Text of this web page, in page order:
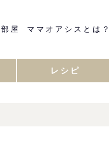
屋 ママオアシスとは？
レシピ